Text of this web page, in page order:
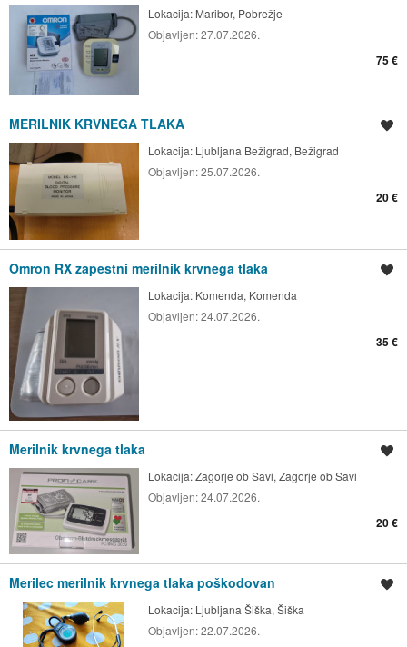
Lokacija: Maribor, Pobrežje
Objavljen:27.07.2026.
75 €
MERILNIK KRVNEGA TLAKA
Lokacija: Ljubljana Bežigrad, Bežigrad
Objavljen:25.07.2026.
20 €
Omron RX zapestni merilnik krvnega tlaka
Lokacija: Komenda, Komenda
Objavljen:24.07.2026.
35 €
Merilnik krvnega tlaka
Lokacija:Zagorje ob Savi, Zagorje ob Savi
Objavljen:24.07.2026.
20 €
Merilec merilnik krvnega tlaka poškodovan
Lokacija: Ljubljana Šiška, Šiška
Objavljen:22.07.2026.